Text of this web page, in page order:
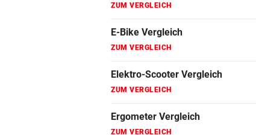
ZUM VERGLEICH
ZUM VERGLEICH
ZUM VERGLEICH